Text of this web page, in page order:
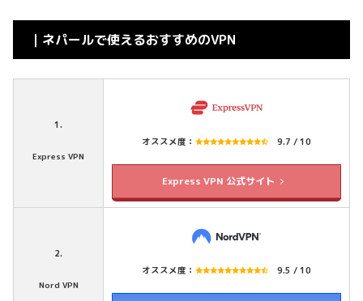
｜ネパールで使えるおすすめのVPN
1.
Express VPN
オススメ度： 9.7 / 10
Express VPN 公式サイト
2.
Nord VPN
オススメ度： 9.5 / 10